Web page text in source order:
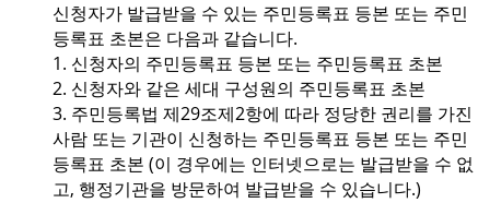
신청자가 발급받을 수 있는 주민등록표 등본 또는 주민
등록표 초본은 다음과 같습니다.
1. 신청자의 주민등록표 등본 또는 주민등록표 초본
2. 신청자와 같은 세대 구성원의 주민등록표 초본
3. 주민등록법 제29조제2항에 따라 정당한 권리를 가진
사람 또는 기관이 신청하는 주민등록표 등본 또는 주민
등록표 초본 (이 경우에는 인터넷으로는 발급받을 수 없
고, 행정기관을 방문하여 발급받을 수 있습니다.)